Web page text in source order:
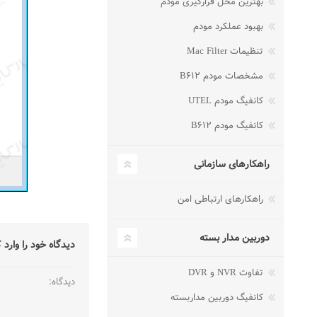
دیدگاه خود را وارد
دیدگاه:
بهبود عملکرد مودم
تنظیمات Mac Filter
مشخصات مودم B۶۱۲
کانفیگ مودم UTEL
کانفیگ مودم B۶۱۲
راهکارهای سازمانی
راهکارهای ارتباطی امن
دوربین مدار بسته
تفاوت NVR و DVR
کانفیگ دوربین مداربسته